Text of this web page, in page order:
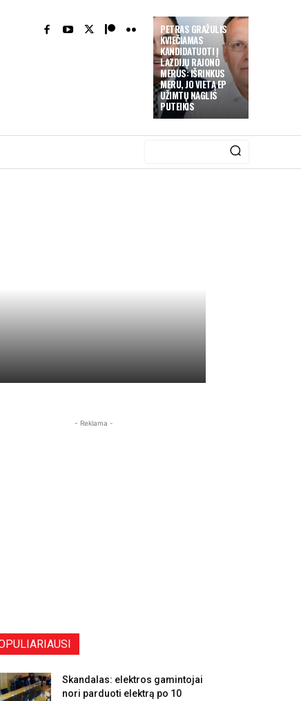
PETRAS GRAŽULIS
KVIEČIAMAS
KANDIDATUOTI Į
LAZDIJŲ RAJONO
MERUS: IŠRINKUS
MERU, JO VIETĄ EP
UŽIMTŲ NAGLIS
PUTEIKIS
- Reklama -
Skandalas: elektros gamintojai
nori parduoti elektrą po 10